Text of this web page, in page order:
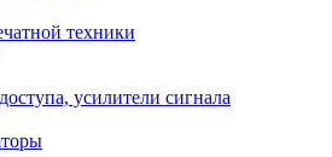
техники
усилители сигнала